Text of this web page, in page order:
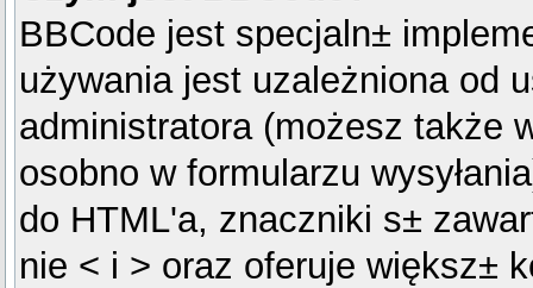
BBCode jest specjaln±
używania jest uzależniona od
administratora (możesz także
osobno w formularzu
do HTML'a, znaczniki s±
nie < i > oraz oferuje większ±